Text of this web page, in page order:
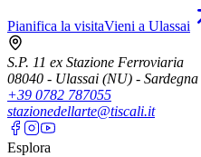
Pianifica la visitaVieni a Ulassai
S.P. 11 ex Stazione Ferroviaria
08040 - Ulassai (NU) - Sardegna
+39 0782 787055
stazionedellarte@tiscali.it
Esplora